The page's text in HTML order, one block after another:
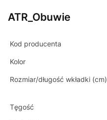
ATR_Obuwie
Kod producenta
Kolor
Rozmiar/długość wkładki (cm)
Tęgość